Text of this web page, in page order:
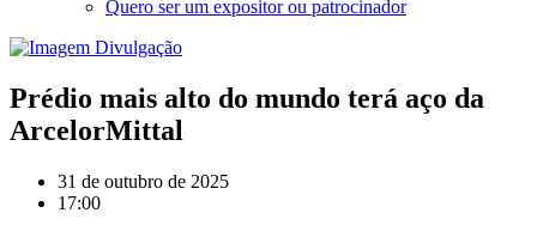
Quero ser um expositor ou patrocinador
Prédio mais alto do mundo terá aço da
ArcelorMittal
31 de outubro de 2025
17:00